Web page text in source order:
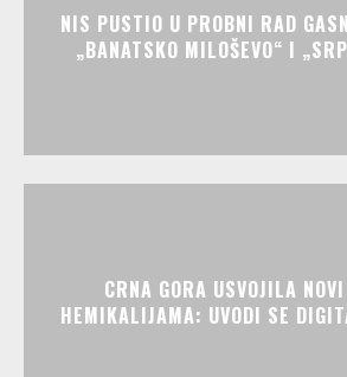
NIS PUSTIO U PROBNI RAD
„BANATSKO MILOŠEVO“ I
CRNA GORA USVOJILA
HEMIKALIJAMA: UVODI SE